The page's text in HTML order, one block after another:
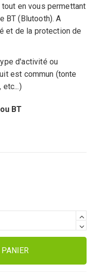
en vous permettant
BT (Blutooth). A
et de la protection de
d'activité ou
est commun (tonte
etc...)
BT